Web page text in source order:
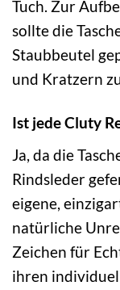
Tuch. Zur
sollte die
Staubbeutel
und Kratzern
Ist jede Cluty
Ja, da die
Rindsleder
eigene,
natürliche
Zeichen für
ihren